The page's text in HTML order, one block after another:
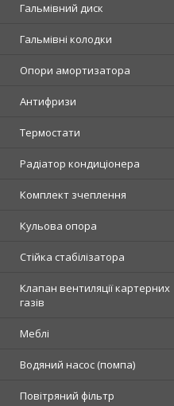
Гальмівний диск
Гальмівні колодки
Опори амортизатора
Антифризи
Термостати
Радіатор кондиціонера
Комплект зчеплення
Кульова опора
Стійка стабілізатора
Клапан вентиляції картерних
газів
Меблі
Водяний насос (помпа)
Повітряний фільтр